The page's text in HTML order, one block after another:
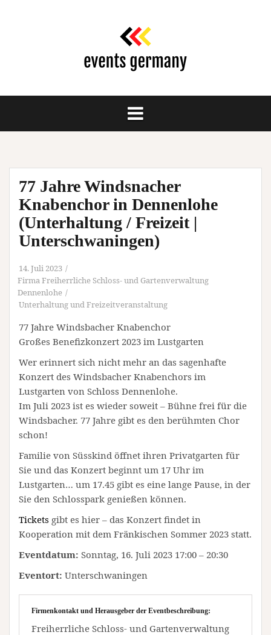
77 Jahre Windsnacher
Knabenchor in Dennenlohe
(Unterhaltung / Freizeit |
Unterschwaningen)
14. Juli 2023
Firma Freiherrliche Schloss- und Gartenverwaltung
Dennenlohe
Unterhaltung und Freizeitveranstaltung
77 Jahre Windsbacher Knabenchor
Großes Benefizkonzert 2023 im Lustgarten
Wer erinnert sich nicht mehr an das sagenhafte
Konzert des Windsbacher Knabenchors im
Lustgarten von Schloss Dennenlohe.
Im Juli 2023 ist es wieder soweit – Bühne frei für die
Windsbacher. 77 Jahre gibt es den berühmten Chor
schon!
Familie von Süsskind öffnet ihren Privatgarten für
Sie und das Konzert beginnt um 17 Uhr im
Lustgarten… um 17.45 gibt es eine lange Pause, in der
Sie den Schlosspark genießen können.
Tickets gibt es hier – das Konzert findet in
Kooperation mit dem Fränkischen Sommer 2023 statt.
Eventdatum: Sonntag, 16. Juli 2023 17:00 – 20:30
Eventort: Unterschwaningen
Firmenkontakt und Herausgeber der Eventbeschreibung:
Freiherrliche Schloss- und Gartenverwaltung